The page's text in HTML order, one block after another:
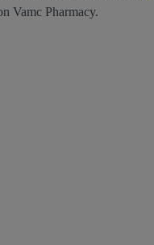
Vamc Pharmacy.